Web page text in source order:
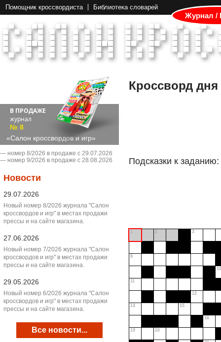
Помощник кроссвордиста Библиотека словарей
Журнал /
В ПРОДАЖЕ
журнал
№ 8
«Салон кроссвордов и игр»
― номер 8/2026 в продаже с 29.07.2026
― номер 9/2026 в продаже с 28.08.2026
Новости
29.07.2026
Новый номер 8/2026 журнала "Салон
кроссвордов и игр" в местах продажи
прессы и на сайте магазина.
27.06.2026
Новый номер 7/2026 журнала "Салон
кроссвордов и игр" в местах продажи
прессы и на сайте магазина.
29.05.2026
Новый номер 6/2026 журнала "Салон
кроссвордов и игр" в местах продажи
прессы и на сайте магазина.
Все новости...
Кроссворд дня
Подсказки к заданию:
1 2 3
8
10
11
12
14 15
16
19 20